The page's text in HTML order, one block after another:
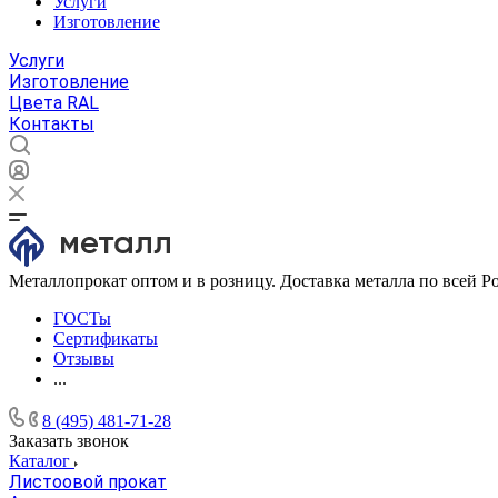
Изготовление
Услуги
Изготовление
Цвета RAL
Контакты
Металлопрокат оптом и в розницу. Доставка металла по всей
ГОСТы
Сертификаты
Отзывы
...
8 (495) 481-71-28
Заказать звонок
Каталог
Листоовой прокат